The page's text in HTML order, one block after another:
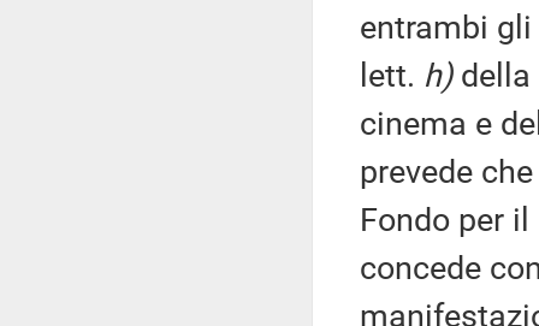
entrambi
lett. h)della
cinema e
prevede
Fondo per
concede